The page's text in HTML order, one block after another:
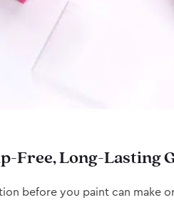
Free, Long-Lasting
before you paint can make